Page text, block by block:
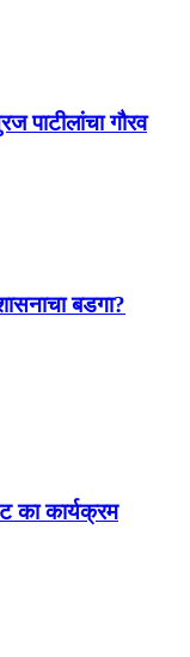
पाटीलांचा गौरव
बडगा?
का कार्यक्रम